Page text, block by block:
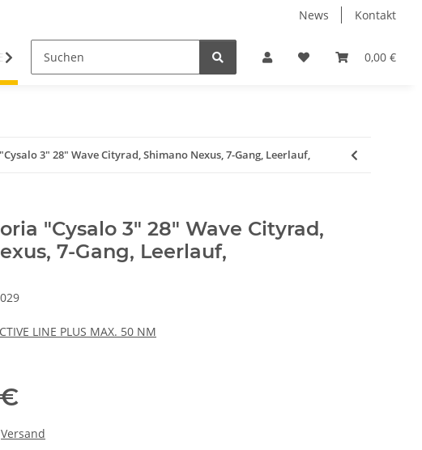
News Kontakt
0,00 €
BIKES
3" 28" Wave Cityrad, Shimano Nexus, 7-Gang, Leerlauf,
"Cysalo 3" 28" Wave Cityrad,
7-Gang, Leerlauf,
LINE PLUS MAX. 50 NM
Versand